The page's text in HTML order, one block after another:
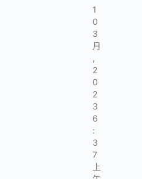
1
0
3
月
,
2
0
2
3
6
:
3
7
上